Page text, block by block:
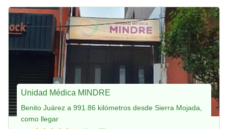
Unidad Médica MINDRE
Benito Juárez a 991.86 kilómetros desde Sierra Mojada,
como llegar